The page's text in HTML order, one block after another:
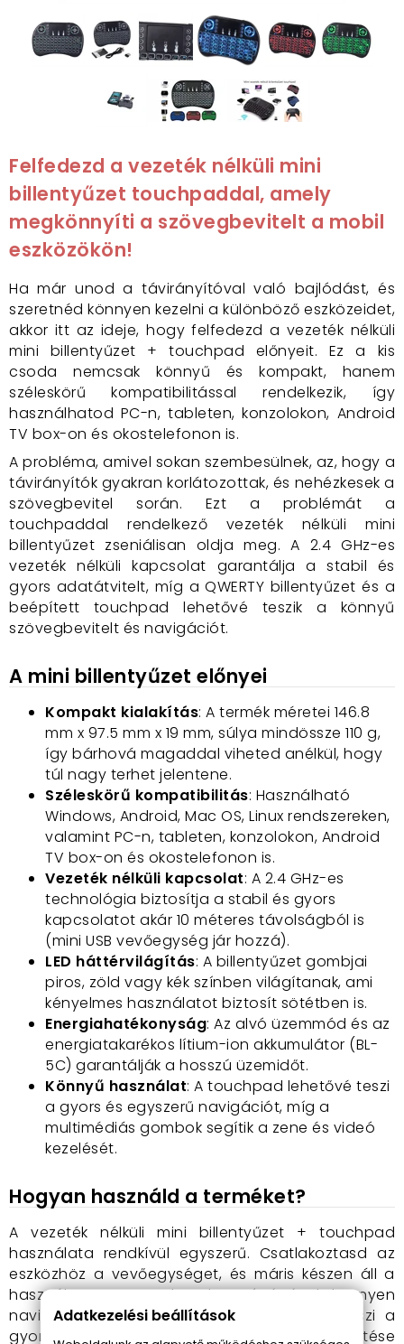
Felfedezd a vezeték nélküli mini
billentyűzet touchpaddal, amely
megkönnyíti a szövegbevitelt a mobil
eszközökön!
Ha már unod a távirányítóval való bajlódást, és
szeretnéd könnyen kezelni a különböző eszközeidet,
akkor itt az ideje, hogy felfedezd a vezeték nélküli
mini billentyűzet + touchpad előnyeit. Ez a kis
csoda nemcsak könnyű és kompakt, hanem
széleskörű kompatibilitással rendelkezik, így
használhatod PC-n, tableten, konzolokon, Android
TV box-on és okostelefonon is.
A probléma, amivel sokan szembesülnek, az, hogy a
távirányítók gyakran korlátozottak, és nehézkesek a
szövegbevitel során. Ezt a problémát a
touchpaddal rendelkező vezeték nélküli mini
billentyűzet zseniálisan oldja meg. A 2.4 GHz-es
vezeték nélküli kapcsolat garantálja a stabil és
gyors adatátvitelt, míg a QWERTY billentyűzet és a
beépített touchpad lehetővé teszik a könnyű
szövegbevitelt és navigációt.
A mini billentyűzet előnyei
Kompakt kialakítás: A termék méretei 146.8
mm x 97.5 mm x 19 mm, súlya mindössze 110 g,
így bárhová magaddal viheted anélkül, hogy
túl nagy terhet jelentene.
Széleskörű kompatibilitás: Használható
Windows, Android, Mac OS, Linux rendszereken,
valamint PC-n, tableten, konzolokon, Android
TV box-on és okostelefonon is.
Vezeték nélküli kapcsolat: A 2.4 GHz-es
technológia biztosítja a stabil és gyors
kapcsolatot akár 10 méteres távolságból is
(mini USB vevőegység jár hozzá).
LED háttérvilágítás: A billentyűzet gombjai
piros, zöld vagy kék színben világítanak, ami
kényelmes használatot biztosít sötétben is.
Energiahatékonyság: Az alvó üzemmód és az
energiatakarékos lítium-ion akkumulátor (BL-
5C) garantálják a hosszú üzemidőt.
Könnyű használat: A touchpad lehetővé teszi
a gyors és egyszerű navigációt, míg a
multimédiás gombok segítik a zene és videó
kezelését.
Hogyan használd a terméket?
A vezeték nélküli mini billentyűzet + touchpad
használata rendkívül egyszerű. Csatlakoztasd az
eszközhöz a vevőegységet, és máris készen áll a
használatra. A touchpad segítségével könnyen
navigálhatsz, míg a billentyűzet lehetővé teszi a
gyors szövegbevitelt. Az akkumulátor töltése
Adatkezelési beállítások